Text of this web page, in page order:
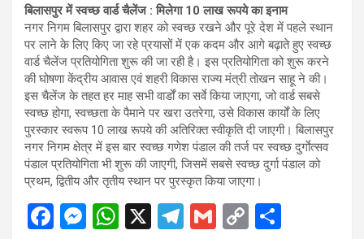
बिलासपुर में स्वच्छ वार्ड चैलेंज : मिलेगा 10 लाख रूपये का इनाम
नगर निगम बिलासपुर द्वारा शहर को स्वच्छ रखने और पूरे देश में पहले स्थान
पर लाने के लिए किए जा रहे प्रयासों में एक कदम और आगे बढ़ाते हुए स्वच्छ
वार्ड चैलेंज प्रतियोगिता शुरू की जा रही है। इस प्रतियोगिता को शुरू करने
की घोषणा केंद्रीय आवास एवं शहरी विकास राज्य मंत्री तोखन साहू ने की।
इस चैलेंज के तहत हर माह सभी वार्डों का सर्वे किया जाएगा, जो वार्ड सबसे
स्वच्छ होगा, स्वच्छता के पैमाने पर खरा उतरेगा, उसे विकास कार्यों के लिए
पुरस्कार स्वरूप 10 लाख रूपये की अतिरिक्त स्वीकृति दी जाएगी। बिलासपुर
नगर निगम क्षेत्र में इस बार स्वच्छ गणेश पंडाल की तर्ज पर स्वच्छ दुर्गाेत्सव
पंडाल प्रतियोगिता भी शुरू की जाएगी, जिसमें सबसे स्वच्छ दुर्गा पंडाल को
प्रथम, द्वितीय और तृतीय स्थान पर पुरस्कृत किया जाएगा।
F
M W X
T
G
C